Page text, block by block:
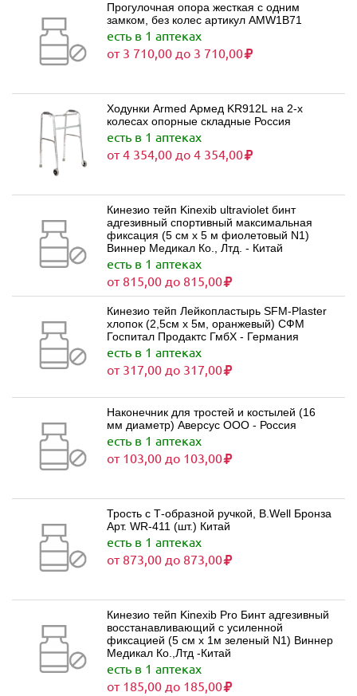
Прогулочная опора жесткая с одним
замком, без колес артикул AMW1B71
есть в 1 аптеках
от 3 710,00 до 3 710,00
Ходунки Armed Армед KR912L на 2-х
колесах опорные складные Россия
есть в 1 аптеках
от 4 354,00 до 4 354,00
Кинезио тейп Kinexib ultraviolet бинт
адгезивный спортивный максимальная
фиксация (5 см х 5 м фиолетовый N1)
Виннер Медикал Ко., Лтд. - Китай
есть в 1 аптеках
от 815,00 до 815,00
Кинезио тейп Лейкопластырь SFM-Plaster
хлопок (2,5см х 5м, оранжевый) СФМ
Госпитал Продактс ГмбХ - Германия
есть в 1 аптеках
от 317,00 до 317,00
Наконечник для тростей и костылей (16
мм диаметр) Аверсус ООО - Россия
есть в 1 аптеках
от 103,00 до 103,00
Трость с Т-образной ручкой, B.Well Бронза
Арт. WR-411 (шт.) Китай
есть в 1 аптеках
от 873,00 до 873,00
Кинезио тейп Kinexib Pro Бинт адгезивный
восстанавливающий с усиленной
фиксацией (5 см х 1м зеленый N1) Виннер
Медикал Ко.,Лтд -Китай
есть в 1 аптеках
от 185,00 до 185,00